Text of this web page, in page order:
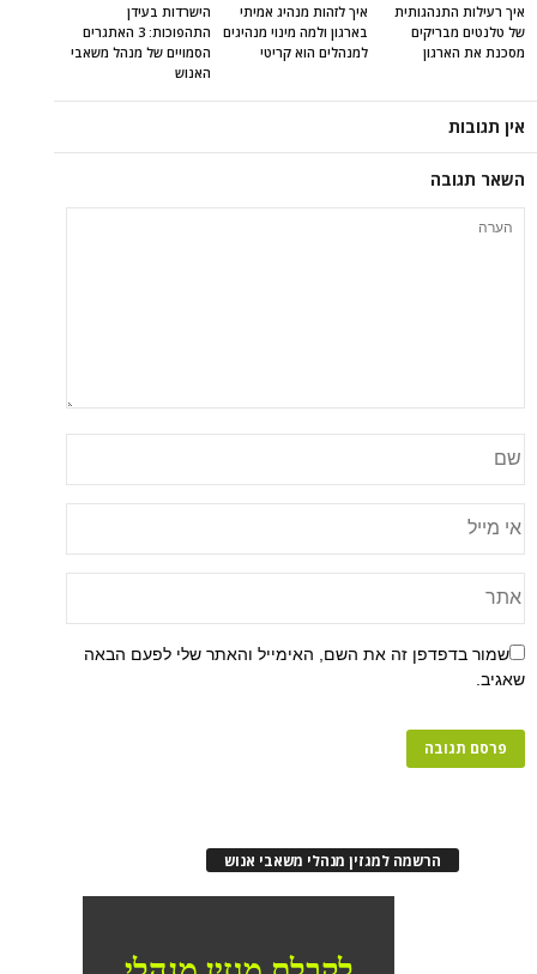
הישרדות בעידן
התהפוכות: 3 האתגרים
הסמויים של מנהל משאבי
האנוש
איך לזהות מנהיג אמיתי
בארגון ולמה מינוי מנהיגים
למנהלים הוא קריטי
איך רעילות התנהגותית
של טלנטים מבריקים
מסכנת את הארגון
אין תגובות
השאר תגובה
שמור בדפדפן זה את השם, האימייל והאתר שלי לפעם הבאה
שאגיב.
הרשמה למגזין מנהלי משאבי אנוש